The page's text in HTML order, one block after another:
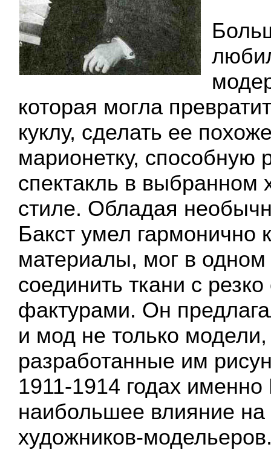
которая могла
куклу, сделать ее
марионетку, способную
спектакль в выбранном
стиле. Обладая
Бакст умел гармонично
материалы, мог в
соединить ткани с
фактурами. Он
и мод не только
разработанные им
1911-1914 годах именно
наибольшее влияние на
художников-